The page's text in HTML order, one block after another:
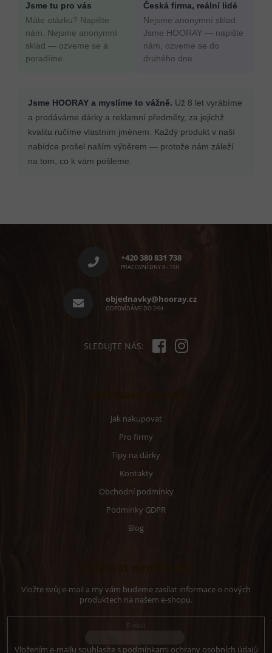
Jsme tu pro vás
Máte otázku? Napište
nám. Nejsme anonymní
sklad — ozveme se a
poradíme.
Česká firma, reální lidé
Nejsme anonymní sklad.
Jsme HOORAY — napište
nám, ozveme se do
druhého dne.
Jsme HOORAY a myslíme to vážně. Už 8 let vyrábíme
a prodáváme dárky a reklamní předměty, za jejichž
kvalitu ručíme vlastním jménem. Každý produkt v naší
nabídce prošel naším výběrem — protože nám záleží
na tom, co k vám pošleme.
+420 380 831 738
PRACOVNÍ DNY 8 - 15H
objednavky@hooray.cz
ODPOVÍDÁME DO 24H
SLEDUJTE NÁS:
Jak nakupovat
Pro firmy
Tipy na dárky
Kontakty
Obchodní podmínky
Podmínky GDPR
Blog
Vložte svůj e-mail a my vám budeme zasílat informace o nových
produktech na našem e-shopu.
E-mail
Vložením e-mailu souhlasíte s podmínkami ochrany osobních údajů